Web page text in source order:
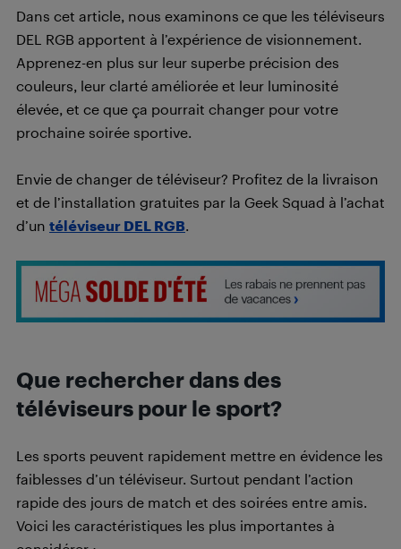
Dans cet article, nous examinons ce que les téléviseurs
DEL RGB apportent à l’expérience de visionnement.
Apprenez-en plus sur leur superbe précision des
couleurs, leur clarté améliorée et leur luminosité
élevée, et ce que ça pourrait changer pour votre
prochaine soirée sportive.
Envie de changer de téléviseur? Profitez de la livraison
et de l’installation gratuites par la Geek Squad à l’achat
d’un téléviseur DEL RGB.
Que rechercher dans des
téléviseurs pour le sport?
Les sports peuvent rapidement mettre en évidence les
faiblesses d’un téléviseur. Surtout pendant l’action
rapide des jours de match et des soirées entre amis.
Voici les caractéristiques les plus importantes à